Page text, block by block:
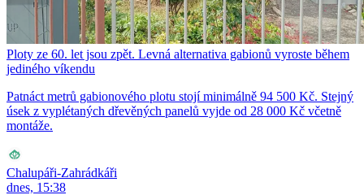
Ploty ze 60. let jsou zpět. Levná alternativa gabionů vyroste během
jediného víkendu
Patnáct metrů gabionového plotu stojí minimálně 94 500 Kč. Stejný
úsek z vyplétaných dřevěných panelů vyjde od 28 000 Kč včetně
montáže.
Chalupáři-Zahrádkáři
dnes, 15:38